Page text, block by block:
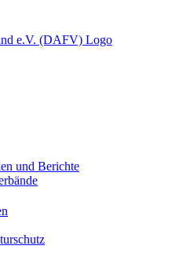
und Berichte